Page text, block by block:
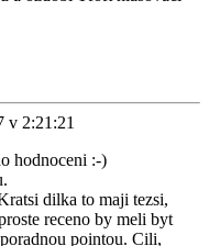
v 2:21:21
hodnoceni :-)
dilka to maji tezsi,
receno by meli byt
pointou. Cili,